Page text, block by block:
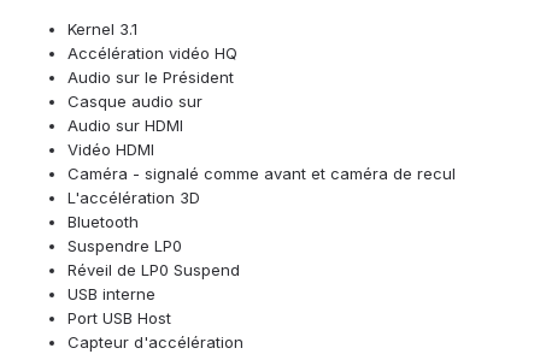
Kernel 3.1
Accélération vidéo HQ
Audio sur le Président
Casque audio sur
Audio sur HDMI
Vidéo HDMI
Caméra - signalé comme avant et caméra de recul
L'accélération 3D
Bluetooth
Suspendre LP0
Réveil de LP0 Suspend
USB interne
Port USB Host
Capteur d'accélération